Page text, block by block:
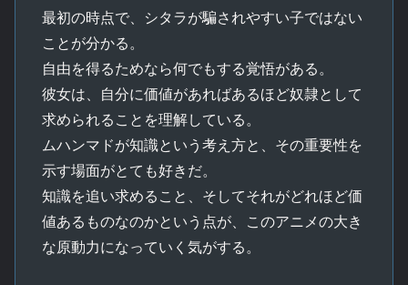
最初の時点で、シタラが騙されやすい子ではない
ことが分かる。
自由を得るためなら何でもする覚悟がある。
彼女は、自分に価値があればあるほど奴隷として
求められることを理解している。
ムハンマドが知識という考え方と、その重要性を
示す場面がとても好きだ。
知識を追い求めること、そしてそれがどれほど価
値あるものなのかという点が、このアニメの大き
な原動力になっていく気がする。